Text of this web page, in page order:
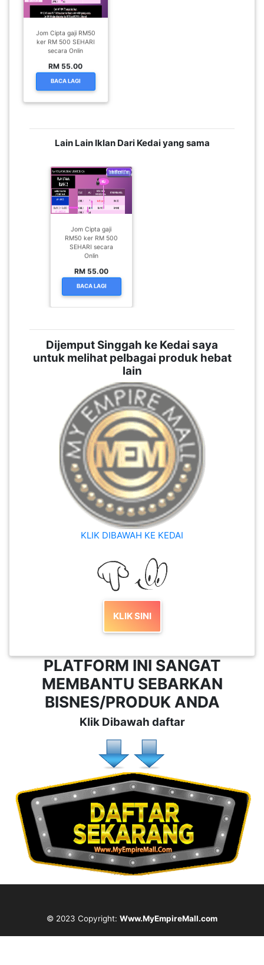
Jom Cipta gaji RM50
ker RM 500 SEHARI
secara Onlin
RM 55.00
BACA LAGI
Lain Lain Iklan Dari Kedai yang sama
Jom Cipta gaji
RM50 ker RM 500
SEHARI secara
Onlin
RM 55.00
BACA LAGI
Dijemput Singgah ke Kedai saya
untuk melihat pelbagai produk hebat
lain
KLIK DIBAWAH KE KEDAI
KLIK SINI
PLATFORM INI SANGAT
MEMBANTU SEBARKAN
BISNES/PRODUK ANDA
Klik Dibawah daftar
© 2023 Copyright: Www.MyEmpireMall.com